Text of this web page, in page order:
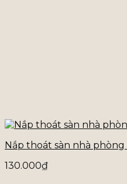
Nắp thoát sàn nhà
130.000₫